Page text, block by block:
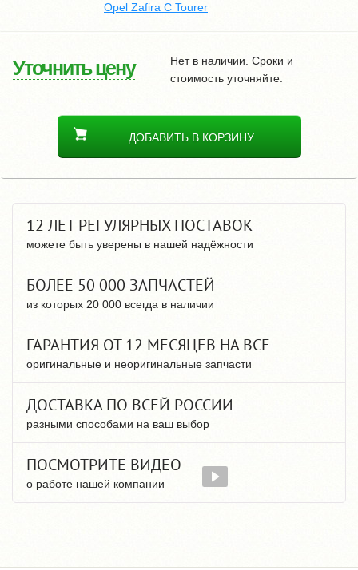
Opel Zafira C Tourer
Уточнить цену
Нет в наличии. Сроки и
стоимость уточняйте.
ДОБАВИТЬ В КОРЗИНУ
12 ЛЕТ РЕГУЛЯРНЫХ ПОСТАВОК
можете быть уверены в нашей надёжности
БОЛЕЕ 50 000 ЗАПЧАСТЕЙ
из которых 20 000 всегда в наличии
ГАРАНТИЯ ОТ 12 МЕСЯЦЕВ НА ВСЕ
оригинальные и неоригинальные запчасти
ДОСТАВКА ПО ВСЕЙ РОССИИ
разными способами на ваш выбор
ПОСМОТРИТЕ ВИДЕО
о работе нашей компании